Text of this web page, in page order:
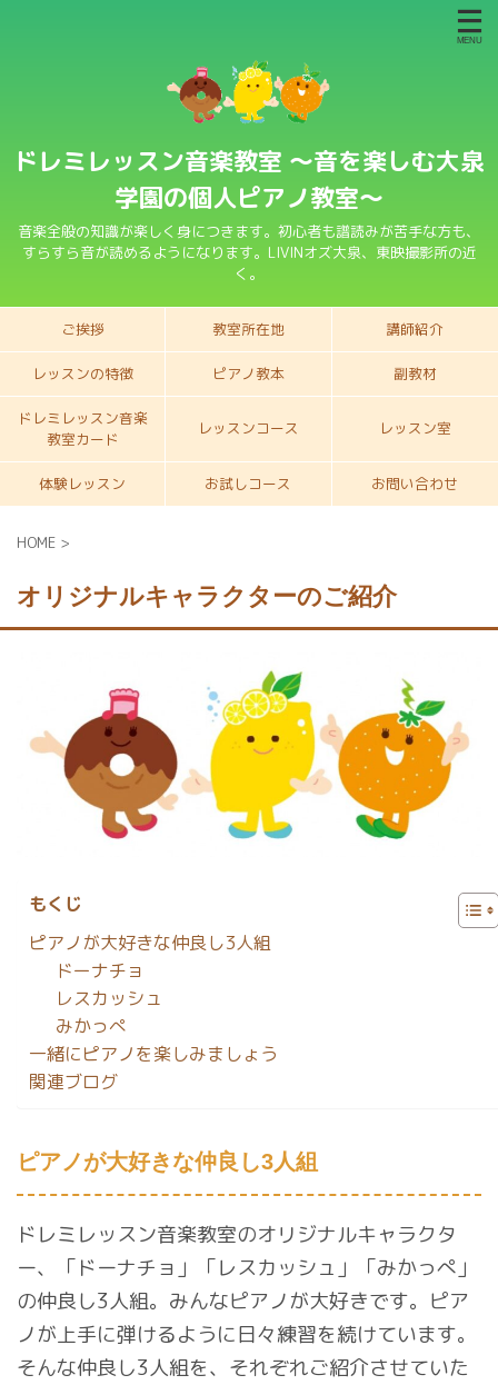
ドレミレッスン音楽教室 〜音を楽しむ大泉
学園の個人ピアノ教室〜
音楽全般の知識が楽しく身につきます。初心者も譜読みが苦手な方も、
すらすら音が読めるようになります。LIVINオズ大泉、東映撮影所の近
く。
ご挨拶 教室所在地 講師紹介
レッスンの特徴 ピアノ教本 副教材
ドレミレッスン音楽
教室カード
レッスンコース レッスン室
体験レッスン お試しコース お問い合わせ
HOME >
オリジナルキャラクターのご紹介
もくじ
ピアノが大好きな仲良し3人組
ドーナチョ
レスカッシュ
みかっぺ
一緒にピアノを楽しみましょう
関連ブログ
ピアノが大好きな仲良し3人組
ドレミレッスン音楽教室のオリジナルキャラクタ
ー、「ドーナチョ」「レスカッシュ」「みかっぺ」
の仲良し3人組。みんなピアノが大好きです。ピア
ノが上手に弾けるように日々練習を続けています。
そんな仲良し3人組を、それぞれご紹介させていた